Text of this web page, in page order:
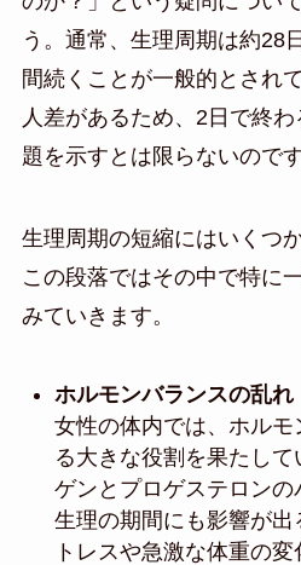
う。通常、生理周期は約28
間続くことが一般的とされ
人差があるため、2日で終
題を示すとは限らないのです
生理周期の短縮にはいくつ
この段落ではその中で特に
みていきます。
ホルモンバランスの乱れ
女性の体内では、ホル
る大きな役割を果たし
ゲンとプロゲステロンの
生理の期間にも影響が出
トレスや急激な体重の